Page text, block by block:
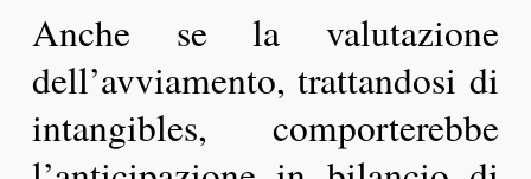
Anche se la valutazione
dell’avviamento, trattandosi di
intangibles, comporterebbe